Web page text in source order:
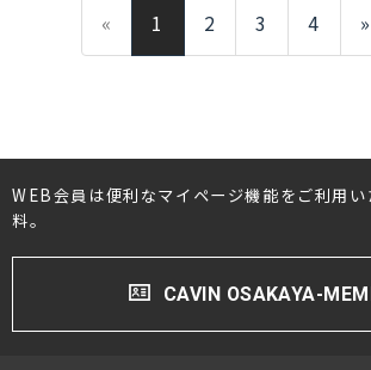
« 1 2 3 4 »
WEB会員は便利なマイページ機能をご利用
料。
CAVIN OSAKAYA-